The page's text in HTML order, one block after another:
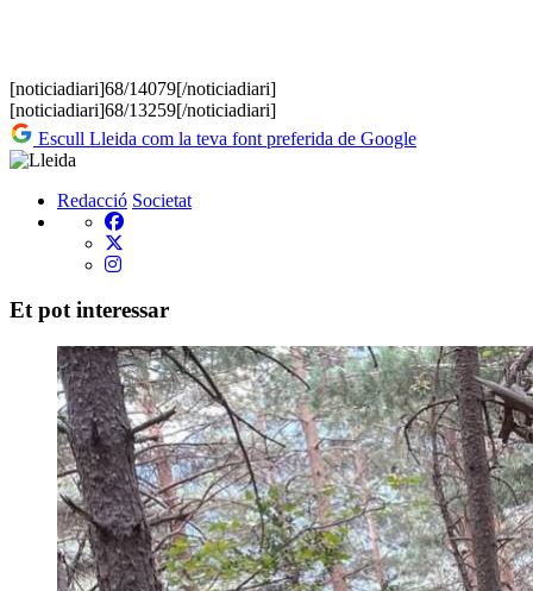
[noticiadiari]68/14079[/noticiadiari]
[noticiadiari]68/13259[/noticiadiari]
Escull Lleida com la teva font preferida de Google
Redacció Societat
Et pot interessar